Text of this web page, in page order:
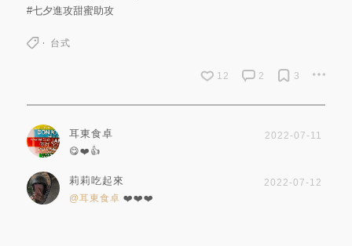
#七夕進攻甜蜜助攻
台式
12 2 3
耳東食卓
2022-07-11
😋❤️👍
莉莉吃起來
2022-07-12
@耳東食卓 ❤️❤️❤️